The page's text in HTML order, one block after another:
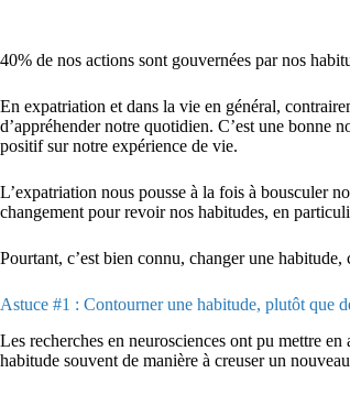
40% de nos actions sont gouvernées par nos
En expatriation et dans la vie en général,
d’appréhender notre quotidien. C’est une bonne
positif sur notre expérience de vie.
L’expatriation nous pousse à la fois à bousculer
changement pour revoir nos habitudes, en
Pourtant, c’est bien connu, changer une
Astuce #1 : Contourner une habitude, plutôt que
Les recherches en neurosciences ont pu mettre
habitude souvent de manière à creuser un